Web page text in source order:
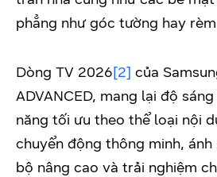
phẳng như góc tường hay
Dòng TV 2026[2] của
ADVANCED, mang lại độ
năng tối ưu theo thể loại nội
chuyển động thông minh,
bộ nâng cao và trải nghiệm